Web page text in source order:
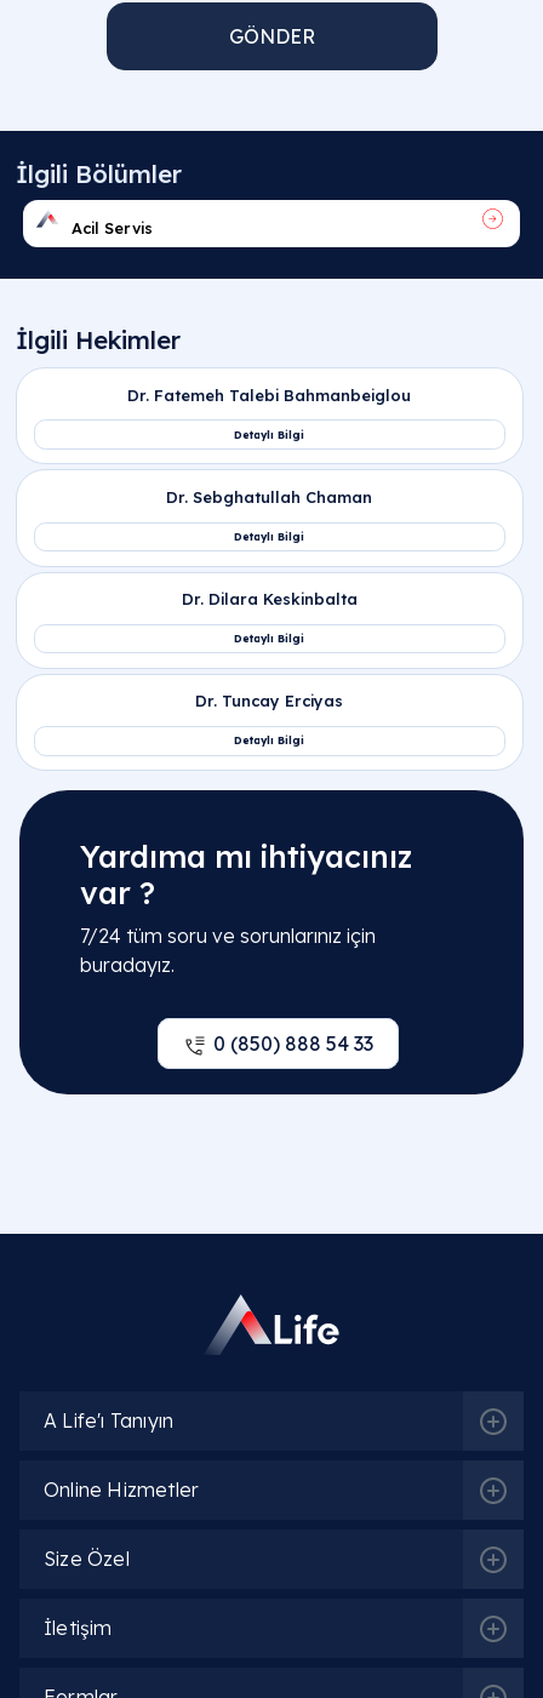
GÖNDER
Yardıma mı ihtiyacınız
var ?
7/24 tüm soru ve sorunlarınız için
buradayız.
0 (850) 888 54 33
A Life'ı Tanıyın
Online Hizmetler
Size Özel
İletişim